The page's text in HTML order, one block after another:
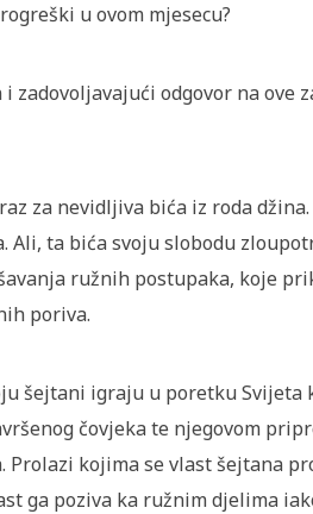
u ovom mjesecu?
i zadovoljavajući odgovor na ove
za nevidljiva bića iz roda
Ali, ta bića svoju slobodu
ružnih postupaka, koje
poriva.
šejtani igraju u poretku
čovjeka te njegovom
kojima se vlast šejtana
ga poziva ka ružnim djelima